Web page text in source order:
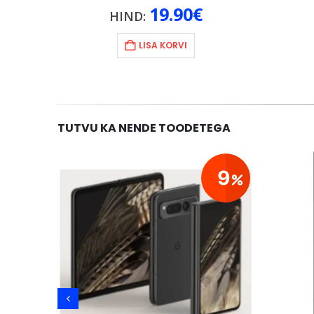
HIND: 19.90€
LISA KORVI
TUTVU KA NENDE TOODETEGA
9